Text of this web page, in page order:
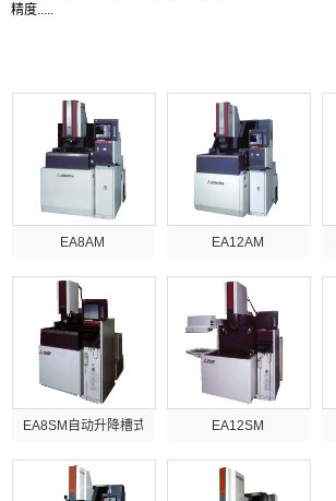
精度.....
EA8AM EA12AM
EA8SM自动升降槽式 EA12SM